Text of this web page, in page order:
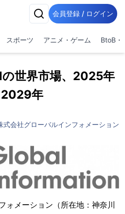
会員登録 / ログイン
スポーツ アニメ・ゲーム BtoB・
世界市場、2025年
2029年
式会社グローバルインフォメーション
ォメーション（所在地：神奈川